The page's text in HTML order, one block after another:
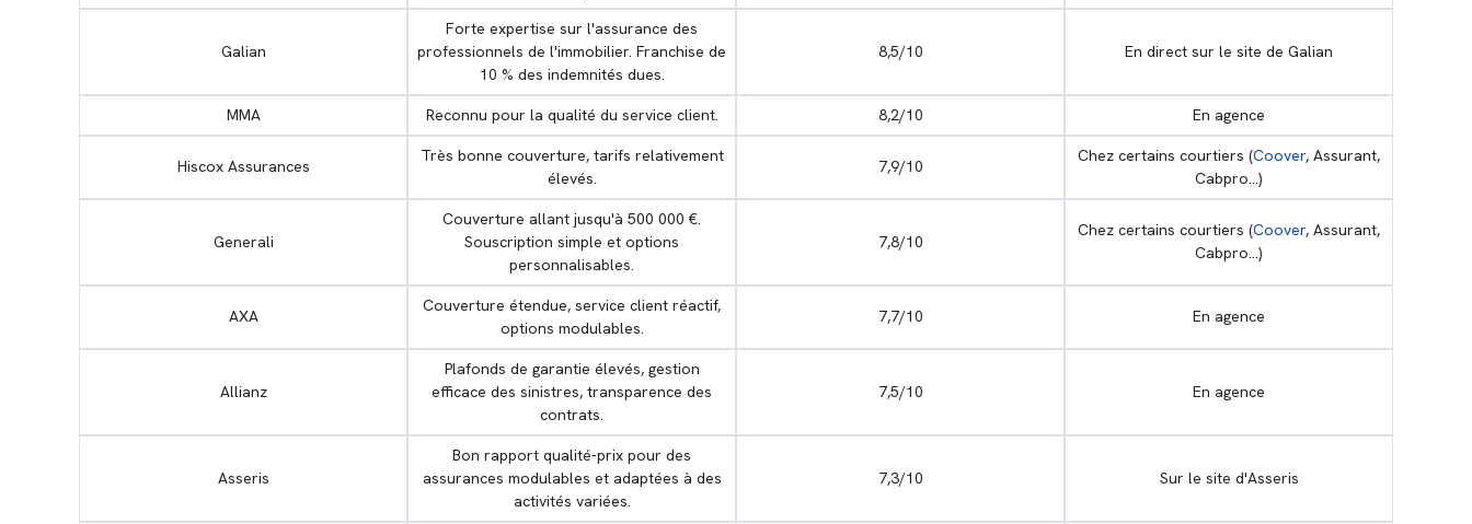
Galian
Forte expertise sur l'assurance des
professionnels de l'immobilier. Franchise de
10 % des indemnités dues.
8,5/10 En direct sur le site de Galian
MMA Reconnu pour la qualité du service client. 8,2/10 En agence
Hiscox Assurances
Très bonne couverture, tarifs relativement
élevés.
7,9/10
Chez certains courtiers (Coover, Assurant,
Cabpro...)
Generali
Couverture allant jusqu'à 500 000 €.
Souscription simple et options
personnalisables.
7,8/10
Chez certains courtiers (Coover, Assurant,
Cabpro...)
AXA
Couverture étendue, service client réactif,
options modulables.
7,7/10 En agence
Allianz
Plafonds de garantie élevés, gestion
efficace des sinistres, transparence des
contrats.
7,5/10 En agence
Asseris
Bon rapport qualité-prix pour des
assurances modulables et adaptées à des
activités variées.
7,3/10 Sur le site d'Asseris